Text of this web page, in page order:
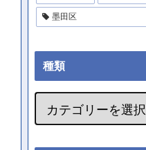
墨田区
種類